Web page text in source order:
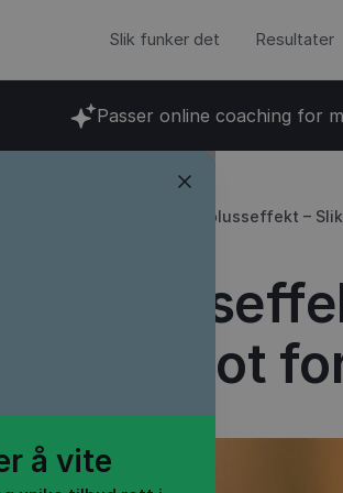
Slik funker det Resultater
Passer online coaching for
å vite
Spareblusseffekt –
mot